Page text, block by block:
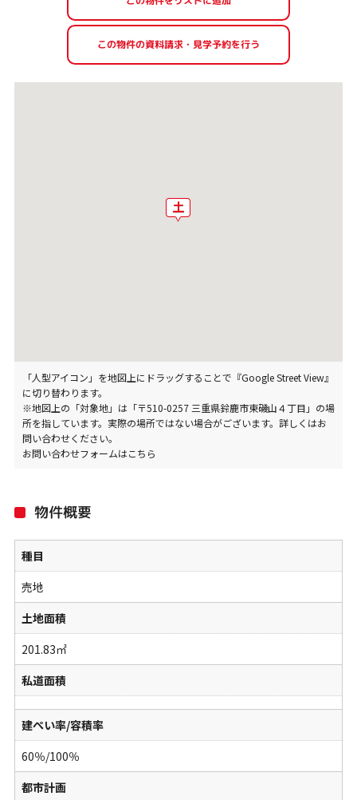
「人型アイコン」を地図上にドラッグすることで『Google Street View』
に切り替わります。
※地図上の「対象地」は「〒510-0257 三重県鈴鹿市東磯山４丁目」の場
所を指しています。実際の場所ではない場合がございます。詳しくはお
問い合わせください。
お問い合わせフォームはこちら
物件概要
種目
売地
土地面積
201.83㎡
私道面積
建ぺい率/容積率
60％/100％
都市計画